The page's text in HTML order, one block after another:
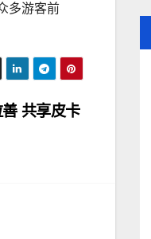
多游客前
共享皮卡